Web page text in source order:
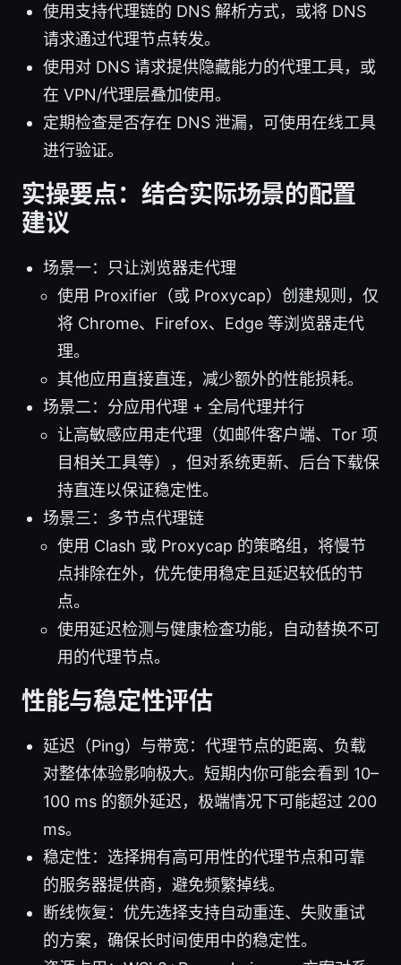
使用支持代理链的 DNS 解析方式，或将 DNS
请求通过代理节点转发。
使用对 DNS 请求提供隐藏能力的代理工具，或
在 VPN/代理层叠加使用。
定期检查是否存在 DNS 泄漏，可使用在线工具
进行验证。
实操要点：结合实际场景的配置
建议
场景一：只让浏览器走代理
使用 Proxifier（或 Proxycap）创建规则，仅
将 Chrome、Firefox、Edge 等浏览器走代
理。
其他应用直接直连，减少额外的性能损耗。
场景二：分应用代理 + 全局代理并行
让高敏感应用走代理（如邮件客户端、Tor 项
目相关工具等），但对系统更新、后台下载保
持直连以保证稳定性。
场景三：多节点代理链
使用 Clash 或 Proxycap 的策略组，将慢节
点排除在外，优先使用稳定且延迟较低的节
点。
使用延迟检测与健康检查功能，自动替换不可
用的代理节点。
性能与稳定性评估
延迟（Ping）与带宽：代理节点的距离、负载
对整体体验影响极大。短期内你可能会看到 10–
100 ms 的额外延迟，极端情况下可能超过 200
ms。
稳定性：选择拥有高可用性的代理节点和可靠
的服务器提供商，避免频繁掉线。
断线恢复：优先选择支持自动重连、失败重试
的方案，确保长时间使用中的稳定性。